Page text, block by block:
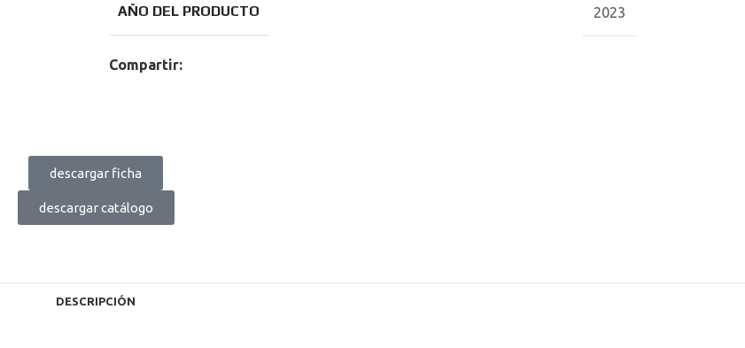
AÑO DEL PRODUCTO 2023
Compartir:
descargar ficha
descargar catálogo
DESCRIPCIÓN